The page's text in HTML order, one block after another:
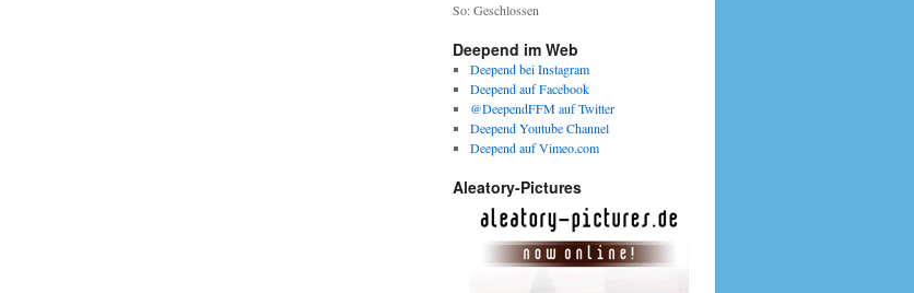
So: Geschlossen
Deepend im Web
Deepend bei Instagram
Deepend auf Facebook
@DeependFFM auf Twitter
Deepend Youtube Channel
Deepend auf Vimeo.com
Aleatory-Pictures